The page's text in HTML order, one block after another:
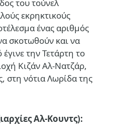
του τούνελ
εκρηκτικούς
ένας αριθμός
σκοτωθούν και να
την Τετάρτη το
Κιζάν Αλ-Νατζάρ,
στη νότια Λωρίδα της
Αλ-Κουντς):